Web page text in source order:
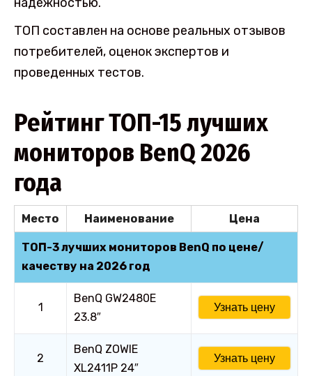
ТОП составлен на основе реальных отзывов
потребителей, оценок экспертов и
проведенных тестов.
Рейтинг ТОП-15 лучших
мониторов BenQ 2026
года
Место Наименование Цена
ТОП-3 лучших мониторов BenQ по цене/
качеству на 2026 год
1
BenQ GW2480E
23.8″
Узнать цену
2
BenQ ZOWIE
XL2411P 24″
Узнать цену